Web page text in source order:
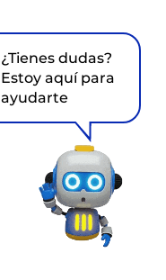
¿Tienes dudas?
Estoy aquí para
ayudarte